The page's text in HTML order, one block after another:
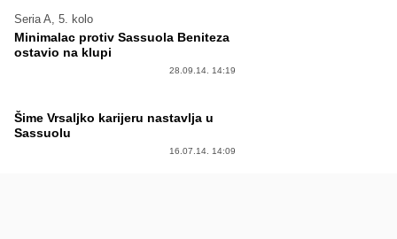
Seria A, 5. kolo
Minimalac protiv Sassuola Beniteza
ostavio na klupi
28.09.14. 14:19
Šime Vrsaljko karijeru nastavlja u
Sassuolu
16.07.14. 14:09